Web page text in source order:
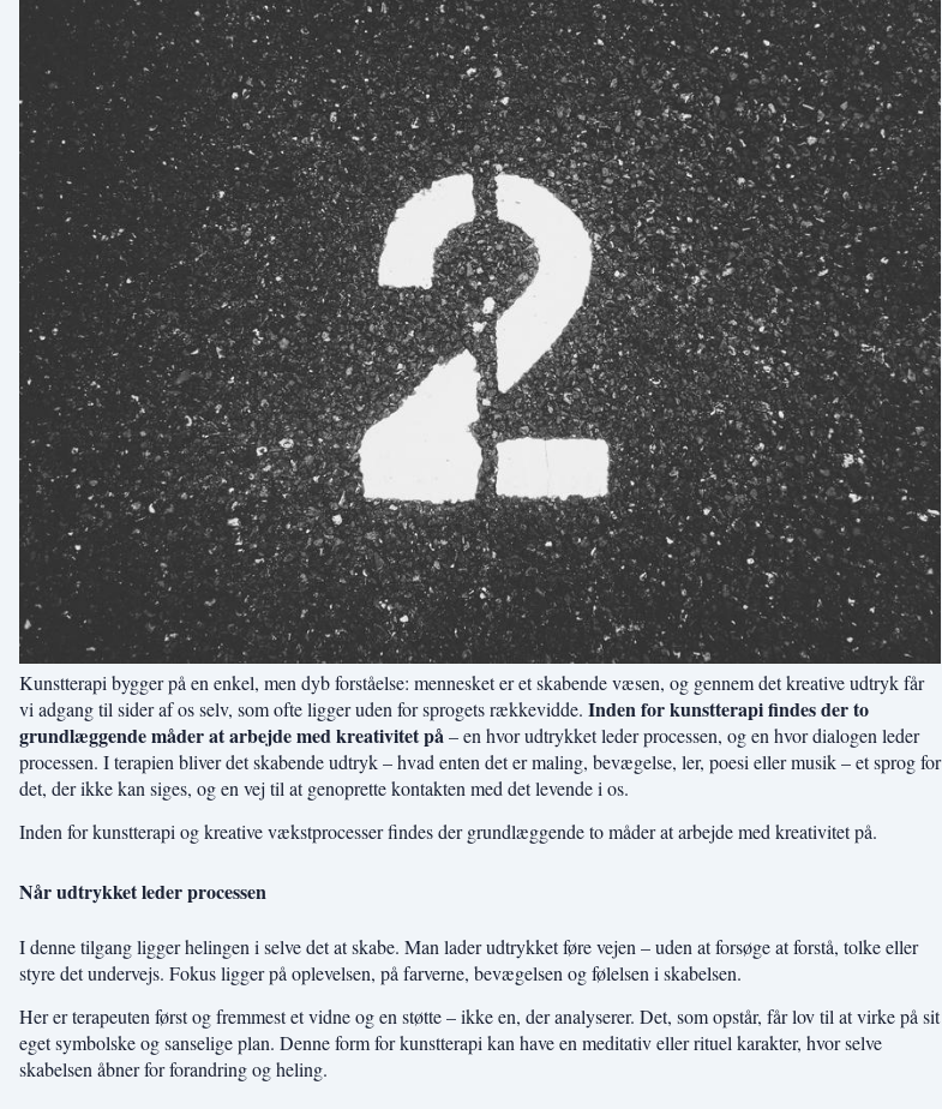
Kunstterapi bygger på en enkel, men dyb forståelse: mennesket er et skabende væsen, og gennem det kreative udtryk får
vi adgang til sider af os selv, som ofte ligger uden for sprogets rækkevidde. Inden for kunstterapi findes der to
grundlæggende måder at arbejde med kreativitet på– en hvor udtrykket leder processen, og en hvor dialogen leder
processen. I terapien bliver det skabende udtryk – hvad enten det er maling, bevægelse, ler, poesi eller musik – et sprog for
det, der ikke kan siges, og en vej til at genoprette kontakten med det levende i os.
Inden for kunstterapi og kreative vækstprocesser findes der grundlæggende to måder at arbejde med kreativitet på.
Når udtrykket leder processen
I denne tilgang ligger helingen i selve det at skabe. Man lader udtrykket føre vejen – uden at forsøge at forstå, tolke eller
styre det undervejs. Fokus ligger på oplevelsen, på farverne, bevægelsen og følelsen i skabelsen.
Her er terapeuten først og fremmest et vidne og en støtte – ikke en, der analyserer. Det, som opstår, får lov til at virke på sit
eget symbolske og sanselige plan. Denne form for kunstterapi kan have en meditativ eller rituel karakter, hvor selve
skabelsen åbner for forandring og heling.